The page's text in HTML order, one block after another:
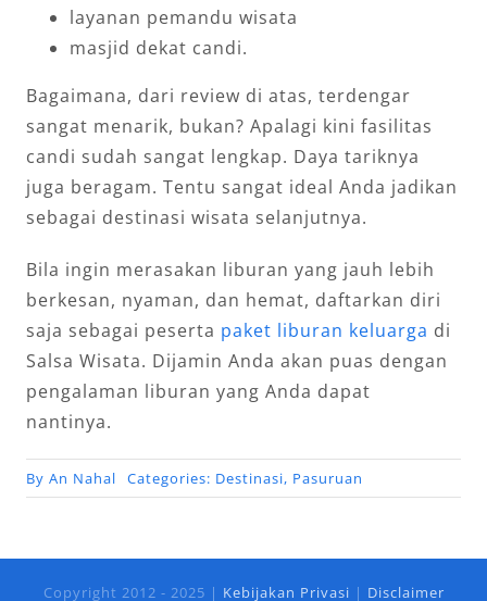
layanan pemandu wisata
masjid dekat candi.
Bagaimana, dari review di atas, terdengar
sangat menarik, bukan? Apalagi kini fasilitas
candi sudah sangat lengkap. Daya tariknya
juga beragam. Tentu sangat ideal Anda jadikan
sebagai destinasi wisata selanjutnya.
Bila ingin merasakan liburan yang jauh lebih
berkesan, nyaman, dan hemat, daftarkan diri
saja sebagai peserta paket liburan keluarga di
Salsa Wisata. Dijamin Anda akan puas dengan
pengalaman liburan yang Anda dapat
nantinya.
By An Nahal Categories: Destinasi, Pasuruan
Copyright 2012 - 2025 | Kebijakan Privasi | Disclaimer